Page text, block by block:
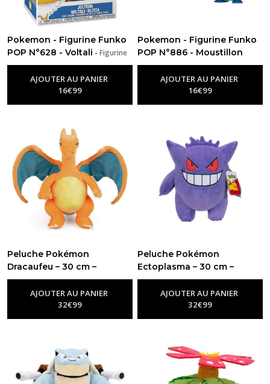
Pokemon - Figurine Funko
POP N°628 - Voltali - Figurine
Funko Pop Pokemon
AJOUTER AU PANIER
16€99
Pokemon - Figurine Funko
POP N°886 - Moustillon
-Figurine Funko Pop Pokemon
AJOUTER AU PANIER
16€99
Peluche Pokémon
Dracaufeu – 30 cm –
Jazwares-Peluche Pokémon
AJOUTER AU PANIER
32€99
Peluche Pokémon
Ectoplasma – 30 cm –
Jazwares-Peluche Pokémon
AJOUTER AU PANIER
32€99